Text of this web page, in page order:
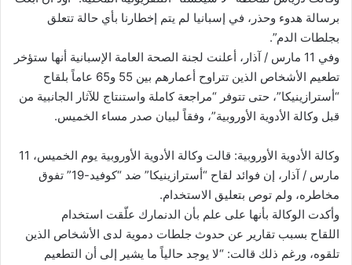
برسالة هدوء وحذر، في إسبانيا لم يتم إخطارنا بأي حالة تتعلق
بجلطات الدم”.
وفي 11 مارس / آذار، أعلنت لجنة الصحة العامة الإسبانية أنها ستؤخر
تطعيم الأشخاص الذين تتراوح أعمارهم بين 55 و65 عاماً بلقاح
“أسترازينيكا”، حتى تتوفر “مراجعة كاملة واستنتاج للآثار الجانبية من
قبل وكالة الأدوية الأوروبية”، وفقاً لبيان صدر مساء الخميس.
وكالة الأدوية الأوروبية: قالت وكالة الأدوية الأوروبية يوم الخميس، 11
مارس / آذار، إن فوائد لقاح “أسترازينيكا” ضد “كوفيد-19” تفوق
مخاطره، ولم توص بتعليق الاستخدام.
وأكدت الوكالة بأنها على علم بأن الدنمارك علّقت استخدام
اللقاح بسبب تقارير عن حدوث جلطات دموية لدى الأشخاص الذين
تلقوه، ورغم ذلك قالت: “لا يوجد حالياً ما يشير إلى أن التطعيم